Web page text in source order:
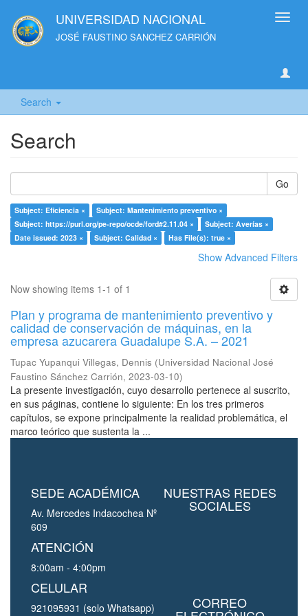
UNIVERSIDAD NACIONAL
JOSÉ FAUSTINO SANCHEZ CARRIÓN
Search
Search
Go
Subject: Eficiencia ×
Subject: Mantenimiento preventivo ×
Subject: https://purl.org/pe-repo/ocde/ford#2.11.04 ×
Subject: Averías ×
Date issued: 2023 ×
Subject: Calidad × Has File(s): true ×
Show Advanced Filters
Now showing items 1-1 of 1
Plan y programa de mantenimiento preventivo y
calidad de conservación de máquinas, en la
empresa azucarera Guadalupe S.A. – 2021
Tupac Yupanqui Villegas, Dennis (Universidad Nacional José
Faustino Sánchez Carrión, 2023-03-10)
La presente investigación, cuyo desarrollo pertenece al suscrito,
en sus páginas, contiene lo siguiente: En los tres primeros
capítulos, se expone principalmente la realidad problemática, el
marco teórico que sustenta la ...
SEDE ACADÉMICA
Av. Mercedes Indacochea Nº
609
ATENCIÓN
8:00am - 4:00pm
CELULAR
921095931 (solo Whatsapp)
NUESTRAS REDES
SOCIALES
CORREO